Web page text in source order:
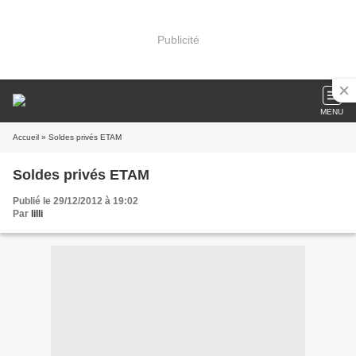
Publicité
MENU
Accueil » Soldes privés ETAM
Soldes privés ETAM
Publié le 29/12/2012 à 19:02
Par lilli